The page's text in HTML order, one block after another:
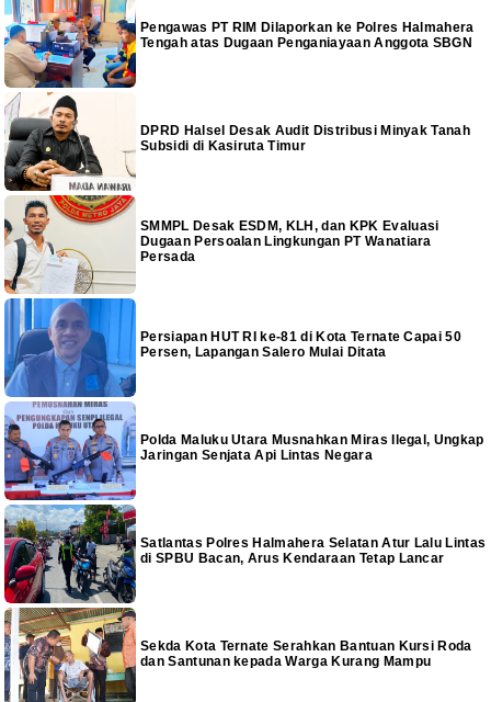
Pengawas PT RIM Dilaporkan ke Polres Halmahera
Tengah atas Dugaan Penganiayaan Anggota SBGN
DPRD Halsel Desak Audit Distribusi Minyak Tanah
Subsidi di Kasiruta Timur
SMMPL Desak ESDM, KLH, dan KPK Evaluasi
Dugaan Persoalan Lingkungan PT Wanatiara
Persada
Persiapan HUT RI ke-81 di Kota Ternate Capai 50
Persen, Lapangan Salero Mulai Ditata
Polda Maluku Utara Musnahkan Miras Ilegal, Ungkap
Jaringan Senjata Api Lintas Negara
Satlantas Polres Halmahera Selatan Atur Lalu Lintas
di SPBU Bacan, Arus Kendaraan Tetap Lancar
Sekda Kota Ternate Serahkan Bantuan Kursi Roda
dan Santunan kepada Warga Kurang Mampu